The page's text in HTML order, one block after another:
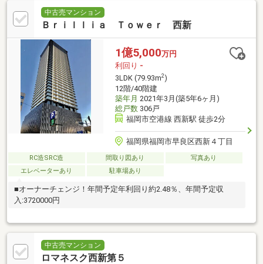
中古売マンション
Ｂｒｉｌｌｉａ Ｔｏｗｅｒ 西新
1億5,000万円
利回り -
3LDK (79.93m2)
12階/40階建
築年月 2021年3月(築5年6ヶ月)
総戸数306戸
福岡市空港線 西新駅 徒歩2分
福岡県福岡市早良区西新４丁目
RC造SRC造 間取り図あり
写真あり
エレベーターあり
駐車場あり
■オーナーチェンジ！年間予定年利回り約2.48％、年間予定収
入:3720000円
中古売マンション
ロマネスク西新第５